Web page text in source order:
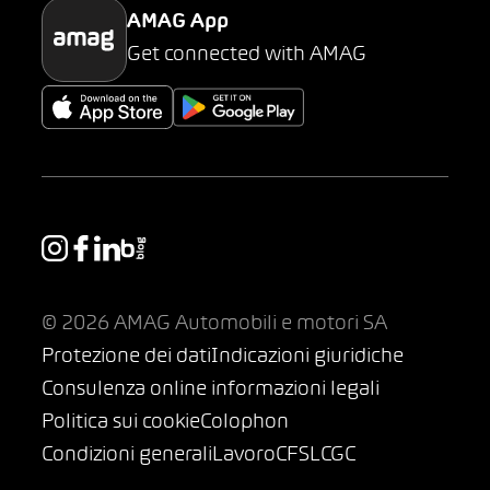
AMAG App
Get connected with AMAG
© 2026 AMAG Automobili e motori SA
Protezione dei datiIndicazioni giuridiche
Consulenza online informazioni legali
Politica sui cookieColophon
Condizioni generaliLavoroCFSLCGC